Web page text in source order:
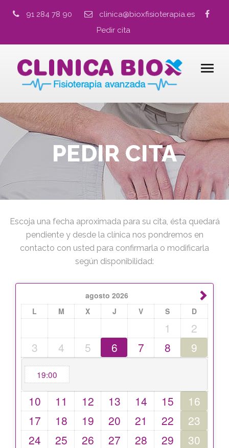
91 284 78 90
clinica@bioxfisioterapia.es
Pedir cita
PEDIR CITA
Escoja una fecha aproximada para su cita, ésta quedará
pendiente y desde la clínica nos pondremos en
contacto con usted para confirmarla o modificarla
según disponibilidad:
agosto 2026
L
M X J V S D
1
2
3
4 5 6 7 8 9
19:00
10 11 12 13 14 15
16
17
18 19 20 21 22
23
24
25 26 27 28 29
30